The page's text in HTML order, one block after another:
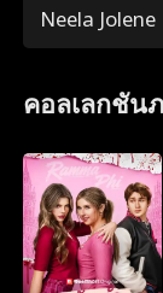
Neela Jolene
คอลเลกชัน